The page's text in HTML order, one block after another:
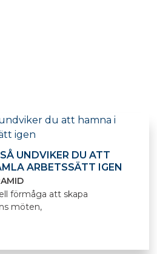
UNDVIKER DU ATT
ARBETSSÄTT IGEN
förmåga att skapa
möten,